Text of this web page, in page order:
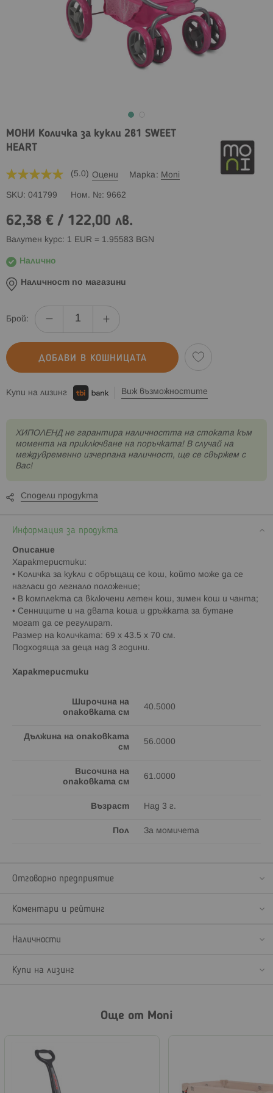
МОНИ Количка за кукли 2в1 SWEET
HEART
(5.0) Оцени Марка Moni
SKU 041799 Ном. № 9662
62,38 € / 122,00 лв.
Валутен курс: 1 EUR = 1.95583 BGN
Налично
Наличност по магазини
Брой:
ДОБАВИ В КОШНИЦАТА
Купи на лизинг Виж възможностите
XИПОЛЕНД не гарантира наличността на стоката към
момента на приключване на поръчката! В случай на
междувременно изчерпана наличност, ще се свържем с
Вас!
Сподели продукта
Информация за продукта
Описание
Характеристики:
• Количка за кукли с обръщащ се кош, който може да се
нагласи до легнало положение;
• В комплекта са включени летен кош, зимен кош и чанта;
• Сенниците и на двата коша и дръжката за бутане
могат да се регулират.
Размер на количката: 69 x 43.5 x 70 см.
Подходяща за деца над 3 години.
Характеристики
Широчина на
опаковката см
40.5000
Дължина на опаковката
см
56.0000
Височина на
опаковката см
61.0000
Възраст Над 3 г.
Пол За момичета
Отговорно предприятие
Коментари и рейтинг
Наличности
Купи на лизинг
Още от Moni